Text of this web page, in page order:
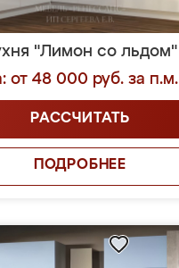
"Лимон со льдом"
от 48 000 руб. за п.м.
РАССЧИТАТЬ
ПОДРОБНЕЕ